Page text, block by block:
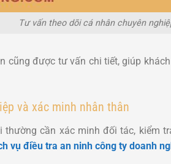
Tư vấn theo dõi cá nhân chuyên
cũng được tư vấn chi tiết, giúp
và xác minh nhân thân
thường cần xác minh đối tác, kiểm
vụ điều tra an ninh công ty doanh